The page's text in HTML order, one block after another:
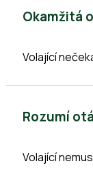
Okamžitá
Volající
Rozumí
Volající